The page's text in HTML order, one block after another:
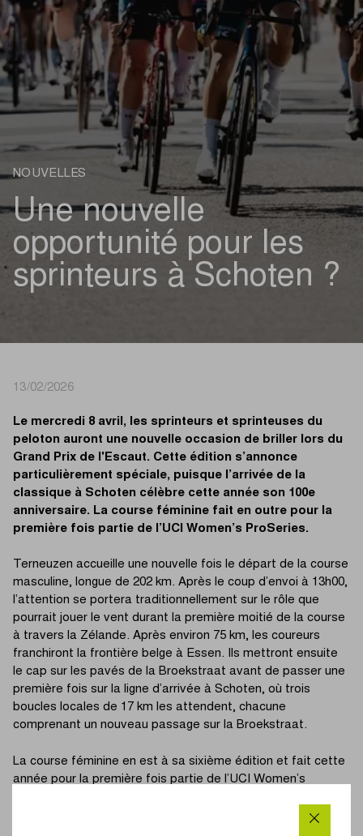
NOUVELLES
Une nouvelle
opportunité pour les
sprinteurs à Schoten ?
13/02/2026
Le mercredi 8 avril, les sprinteurs et sprinteuses du
peloton auront une nouvelle occasion de briller lors du
Grand Prix de l'Escaut. Cette édition s’annonce
particulièrement spéciale, puisque l’arrivée de la
classique à Schoten célèbre cette année son 100e
anniversaire. La course féminine fait en outre pour la
première fois partie de l’UCI Women’s ProSeries.
Terneuzen accueille une nouvelle fois le départ de la course
masculine, longue de 202 km. Après le coup d’envoi à 13h00,
l’attention se portera traditionnellement sur le rôle que
pourrait jouer le vent durant la première moitié de la course
à travers la Zélande. Après environ 75 km, les coureurs
franchiront la frontière belge à Essen. Ils mettront ensuite
le cap sur les pavés de la Broekstraat avant de passer une
première fois sur la ligne d’arrivée à Schoten, où trois
boucles locales de 17 km les attendent, chacune
comprenant un nouveau passage sur la Broekstraat.
La course féminine en est à sa sixième édition et fait cette
année pour la première fois partie de l’UCI Women’s
de 130 km. Les coureuses mettront d’abord le cap sur